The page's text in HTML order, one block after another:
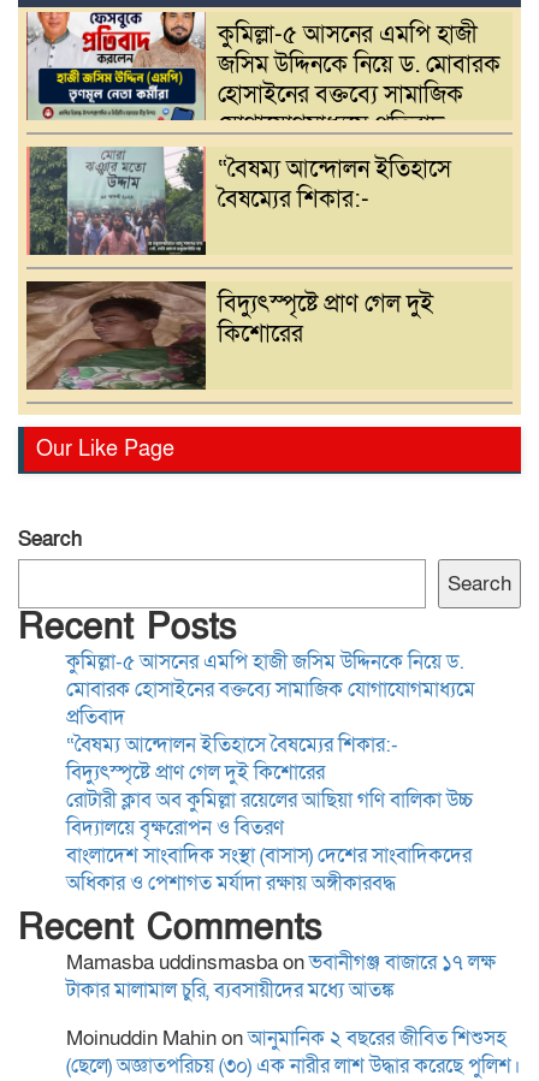
কুমিল্লা-৫ আসনের এমপি হাজী
জসিম উদ্দিনকে নিয়ে ড. মোবারক
হোসাইনের বক্তব্যে সামাজিক
যোগাযোগমাধ্যমে প্রতিবাদ
“বৈষম্য আন্দোলন ইতিহাসে
বৈষম্যের শিকার:-
বিদ্যুৎস্পৃষ্টে প্রাণ গেল দুই
কিশোরের
আছিয়া গণি বালিকা উচ্চ
বাংলাদেশ সাংবাদিক সংস্থা
(বাসাস) দেশের সাংবাদিকদের
অধিকার ও পেশাগত মর্যাদা রক্ষায়
অঙ্গীকারবদ্ধ
ব্যাংক চেক-সংক্রান্ত মামলায়
হয়রানি রোধে আইন সংস্কারের
দাবি, সরকারের দৃষ্টি আকর্ষণ
ময়মনসিংহে কিশোরীকে ধর্ষণ ও
ভিডিও ধারণ করে
স্থানীয় সরকার নির্বাচনের তফসিল
ঘোষণা শিগগিরই: ইসি
Our Like Page
Search
Search
Recent Posts
কুমিল্লা-৫ আসনের এমপি হাজী জসিম উদ্দিনকে নিয়ে ড.
মোবারক হোসাইনের বক্তব্যে সামাজিক যোগাযোগমাধ্যমে
প্রতিবাদ
“বৈষম্য আন্দোলন ইতিহাসে বৈষম্যের শিকার:-
বিদ্যুৎস্পৃষ্টে প্রাণ গেল দুই কিশোরের
রোটারী ক্লাব অব কুমিল্লা রয়েলের আছিয়া গণি বালিকা উচ্চ
বিদ্যালয়ে বৃক্ষরোপন ও বিতরণ
বাংলাদেশ সাংবাদিক সংস্থা (বাসাস) দেশের সাংবাদিকদের
অধিকার ও পেশাগত মর্যাদা রক্ষায় অঙ্গীকারবদ্ধ
Recent Comments
Mamasba uddinsmasbaonভবানীগঞ্জ বাজারে ১৭ লক্ষ
টাকার মালামাল চুরি, ব্যবসায়ীদের মধ্যে আতঙ্ক
Moinuddin Mahinonআনুমানিক ২ বছরের জীবিত শিশুসহ
(ছেলে) অজ্ঞাতপরিচয় (৩০) এক নারীর লাশ উদ্ধার করেছে পুলিশ।